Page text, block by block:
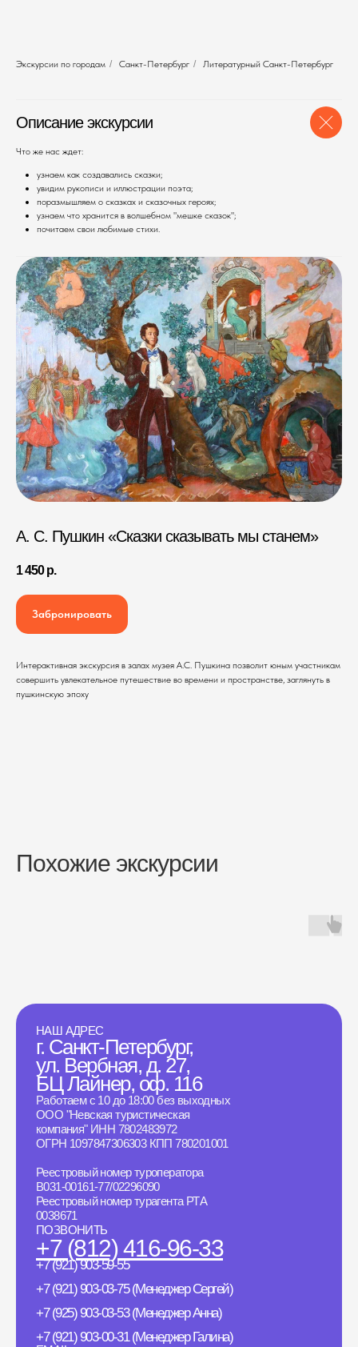
Экскурсии по городам / Санкт-Петербург / Литературный Санкт-Петербург
Описание экскурсии
Что же нас ждет:
узнаем как создавались сказки;
увидим рукописи и иллюстрации поэта;
поразмышляем о сказках и сказочных героях;
узнаем что хранится в волшебном "мешке сказок";
почитаем свои любимые стихи.
А. С. Пушкин «Сказки сказывать мы станем»
1 450 р.
Забронировать
Интерактивная экскурсия в залах музея А.С. Пушкина позволит юным участникам
совершить увлекательное путешествие во времени и пространстве, заглянуть в
пушкинскую эпоху
Похожие экскурсии
НАШ АДРЕС
г. Санкт-Петербург,
ул. Вербная, д. 27,
БЦ Лайнер, оф. 116
Работаем с 10 до 18:00 без выходных
ООО "Невская туристическая
компания" ИНН 7802483972
ОГРН 1097847306303 КПП 780201001
Реестровый номер туроператора
B031-00161-77/02296090
Реестровый номер турагента РТА
0038671
ПОЗВОНИТЬ
+7 (812) 416-96-33
+7 (921) 903-59-55
+7 (921) 903-03-75 (Менеджер Сергей)
+7 (925) 903-03-53 (Менеджер Анна)
+7 (921) 903-00-31 (Менеджер Галина)